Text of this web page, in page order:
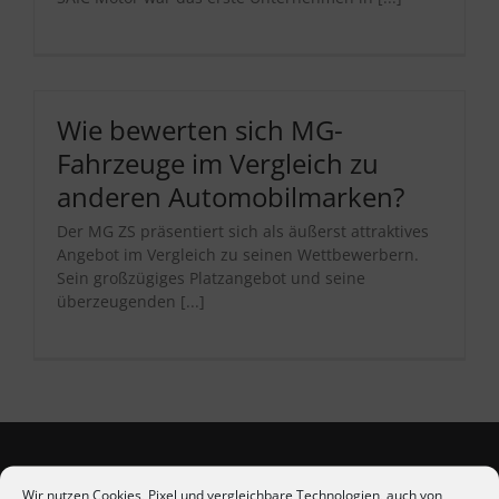
Wir nutzen Cookies, Pixel und vergleichbare Technologien, auch von
Wie bewerten sich MG-
Fahrzeuge im Vergleich zu
anderen Automobilmarken?
Der MG ZS präsentiert sich als äußerst attraktives
Angebot im Vergleich zu seinen Wettbewerbern.
Sein großzügiges Platzangebot und seine
überzeugenden [...]